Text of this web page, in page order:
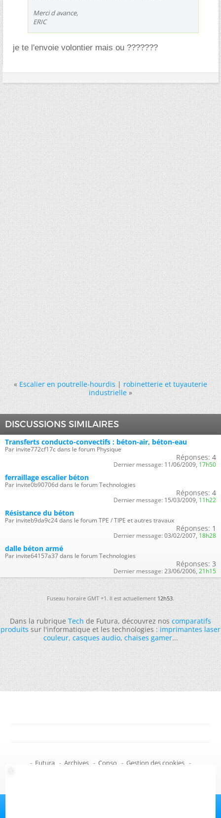
Merci d avance,
ERIC
je te l'envoie volontier mais ou ???????
« Escalier en poutrelle-hourdis|robinetterie et tuyauterie
industrielle »
DISCUSSIONS SIMILAIRES
Transferts conducto-convectifs : béton-air, béton-eau
Par invite772cf17c dans le forum Physique
Réponses: 4
Dernier message: 11/06/2009, 17h50
ferraillage escalier béton
Par invite0b90706d dans le forum Technologies
Réponses: 4
Dernier message: 15/03/2009, 11h22
Résistance du béton
Par inviteb9da9c24 dans le forum TPE / TIPE et autres travaux
Réponses: 1
Dernier message: 03/02/2007, 18h28
dalle béton armé
Par invite64157a37 dans le forum Technologies
Réponses: 3
Dernier message: 23/06/2006, 21h15
Fuseau horaire GMT +1. Il est actuellement12h53.
Dans la rubriqueTechde Futura, découvrez noscomparatifs
produitssur l'informatique et les technologies :imprimantes laser
couleur,casques audio,chaises gamer...
- Futura - Archives - Conso - Gestion des cookies -